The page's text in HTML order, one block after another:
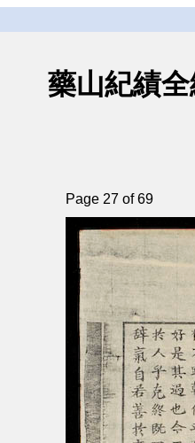
藥山紀績
Page 27 of 69